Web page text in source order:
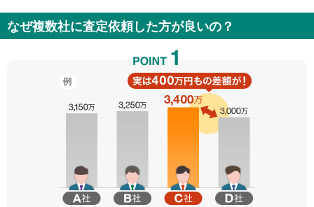
なぜ複数社に査定依頼した方が良いの？